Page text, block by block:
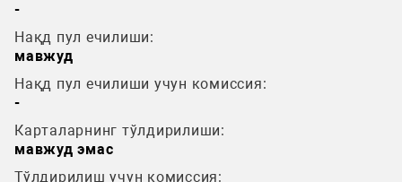
-
Нақд пул ечилиши:
мавжуд
Нақд пул ечилиши учун комиссия:
-
Карталарнинг тўлдирилиши:
мавжуд эмас
Тўлдирилиш учун комиссия: